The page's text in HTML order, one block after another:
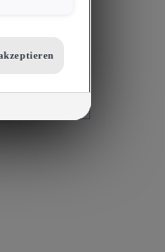
am
unsere
Porsche